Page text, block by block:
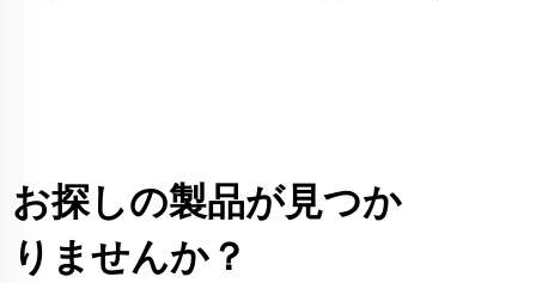
お探しの製品が見つか
りませんか？